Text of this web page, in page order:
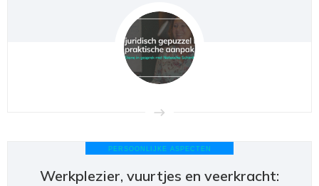
PERSOONLIJKE ASPECTEN
Werkplezier, vuurtjes en veerkracht: